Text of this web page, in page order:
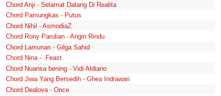
Chord Anji - Selamat Datang Di Realita
Chord Pamungkas - Putus
Chord Nihil - AsmodiaZ
Chord Rony Parulian - Angin Rindu
Chord Lamunan - Gilga Sahid
Chord Nina - .Feast
Chord Nuansa bening - Vidi Aldiano
Chord Jiwa Yang Bersedih - Ghea Indrawari
Chord Dealova - Once